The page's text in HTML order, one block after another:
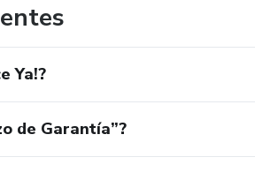
Ya!?
de Garantía”?